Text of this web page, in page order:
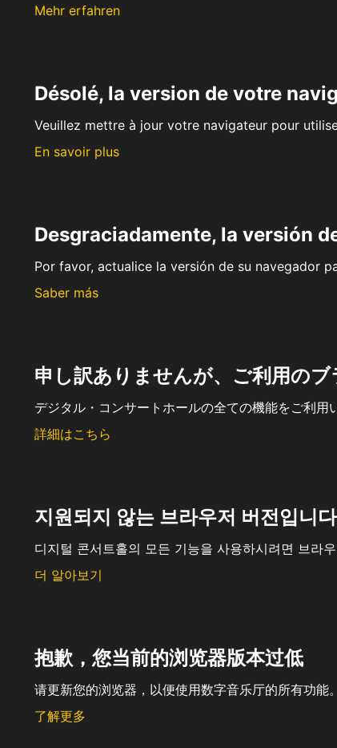
Mehr erfahren
Désolé, la version de votre
Veuillez mettre à jour votre navigateur pour
En savoir plus
Desgraciadamente, la versión
Por favor, actualice la versión de su navegador
Saber más
申し訳ありませんが、ご利用の
デジタル・コンサートホールの全ての機能をご利用
詳細はこちら
지원되지 않는 브라우저 버전입니다
디지털 콘서트홀의 모든 기능을 사용하시려면 브라
더 알아보기
抱歉，您当前的浏览器版本过低
请更新您的浏览器，以便使用数字音乐厅的所有功能。
了解更多